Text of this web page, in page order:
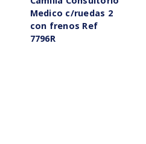
Medico c/ruedas 2
con frenos Ref
7796R